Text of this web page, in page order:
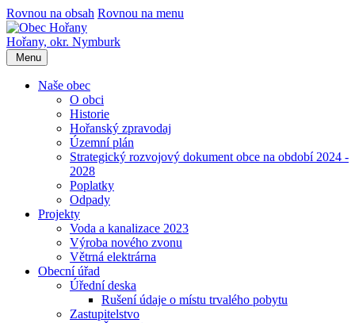
Rovnou na obsah Rovnou na menu
Hořany, okr. Nymburk
Menu
Naše obec
O obci
Historie
Hořanský zpravodaj
Územní plán
Strategický rozvojový dokument obce na období 2024 -
2028
Poplatky
Odpady
Projekty
Voda a kanalizace 2023
Výroba nového zvonu
Větrná elektrárna
Obecní úřad
Úřední deska
Rušení údaje o místu trvalého pobytu
Zastupitelstvo